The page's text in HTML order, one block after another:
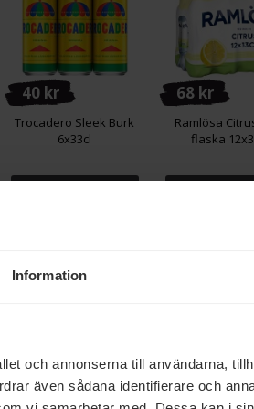
Information
och annonserna till användarna,
även sådana identifierare och
40 kr
Trocadero Sleek Burk
6x33cl
68 kr
Ramlösa
flaska
68 kr 90 kr